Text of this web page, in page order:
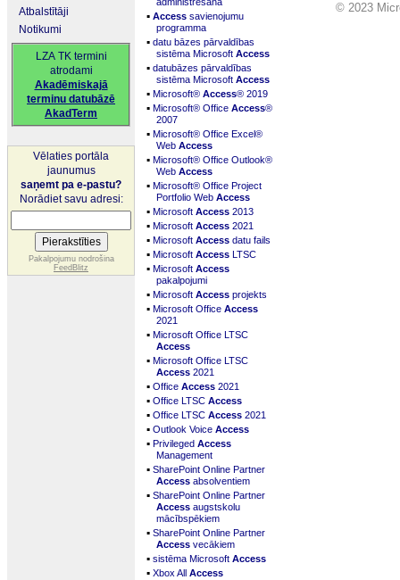
Atbalstītāji
Notikumi
LZA TK termini
atrodami
Akadēmiskajā
terminu datubāzē
AkadTerm
Vēlaties portāla
jaunumus
saņemt pa e-pastu?
Norādiet savu adresi:
Pakalpojumu nodrošina
FeedBlitz
▪ Access savienojumu
programma
▪ datu bāzes pārvaldības
sistēma Microsoft Access
▪ datubāzes pārvaldības
sistēma Microsoft Access
▪ Microsoft® Access® 2019
▪ Microsoft® Office Access®
2007
▪ Microsoft® Office Excel®
Web Access
▪ Microsoft® Office Outlook®
Web Access
▪ Microsoft® Office Project
Portfolio Web Access
▪ Microsoft Access 2013
▪ Microsoft Access 2021
▪ Microsoft Access datu fails
▪ Microsoft Access LTSC
▪ Microsoft Access
pakalpojumi
▪ Microsoft Access projekts
▪ Microsoft Office Access
2021
▪ Microsoft Office LTSC
Access
▪ Microsoft Office LTSC
Access 2021
▪ Office Access 2021
▪ Office LTSC Access
▪ Office LTSC Access 2021
▪ Outlook Voice Access
▪ Privileged Access
Management
▪ SharePoint Online Partner
Access absolventiem
▪ SharePoint Online Partner
Access augstskolu
mācībspēkiem
▪ SharePoint Online Partner
Access vecākiem
▪ sistēma Microsoft Access
▪ Xbox All Access
© 2023